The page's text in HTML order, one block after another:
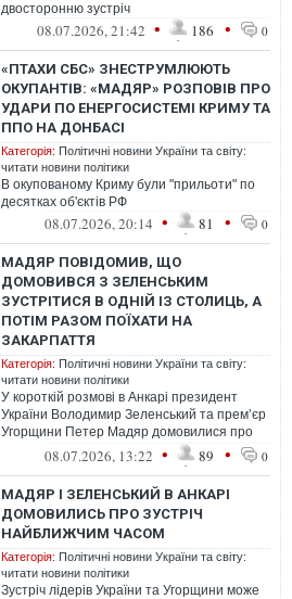
двосторонню зустріч
08.07.2026, 21:42 • 186 • 0
«ПТАХИ СБС» ЗНЕСТРУМЛЮЮТЬ
ОКУПАНТІВ: «МАДЯР» РОЗПОВІВ ПРО
УДАРИ ПО ЕНЕРГОСИСТЕМІ КРИМУ ТА
ППО НА ДОНБАСІ
Категорія: Політичні новини України та світу:
читати новини політики
В окупованому Криму були "прильоти" по
десятках об'єктів РФ
08.07.2026, 20:14 • 81 • 0
МАДЯР ПОВІДОМИВ, ЩО
ДОМОВИВСЯ З ЗЕЛЕНСЬКИМ
ЗУСТРІТИСЯ В ОДНІЙ ІЗ СТОЛИЦЬ, А
ПОТІМ РАЗОМ ПОЇХАТИ НА
ЗАКАРПАТТЯ
Категорія: Політичні новини України та світу:
читати новини політики
У короткій розмові в Анкарі президент
України Володимир Зеленський та прем’єр
Угорщини Петер Мадяр домовилися про
підхід до зустрічі.
08.07.2026, 13:22 • 89 • 0
МАДЯР І ЗЕЛЕНСЬКИЙ В АНКАРІ
ДОМОВИЛИСЬ ПРО ЗУСТРІЧ
НАЙБЛИЖЧИМ ЧАСОМ
Категорія: Політичні новини України та світу:
читати новини політики
Зустріч лідерів України та Угорщини може